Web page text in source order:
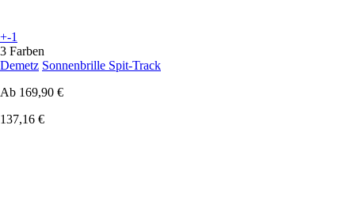
+-1
3 Farben
Demetz Sonnenbrille Spit-Track
Ab 169,90 €
137,16 €